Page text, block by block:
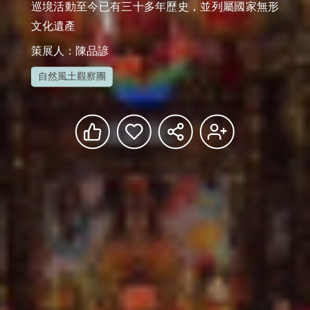
巡境活動至今已有三十多年歷史，並列屬國家無形
策展人：陳品諺
自然風土觀察團